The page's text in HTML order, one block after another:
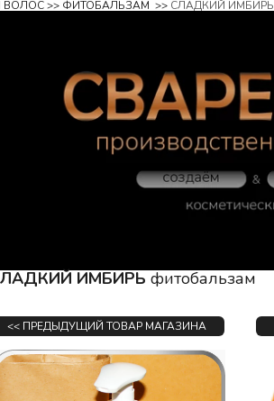
ВОЛОС >> ФИТОБАЛЬЗАМ >> СЛАДКИЙ ИМБИРЬ
ИМБИРЬ фитобальзам
<< ПРЕДЫДУЩИЙ ТОВАР МАГАЗИНА